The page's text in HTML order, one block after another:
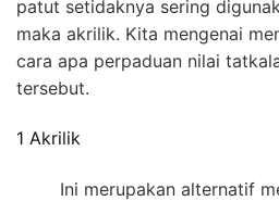
patut setidaknya sering
maka akrilik. Kita mengenai
cara apa perpaduan nilai
tersebut.
1 Akrilik
Ini merupakan alternatif